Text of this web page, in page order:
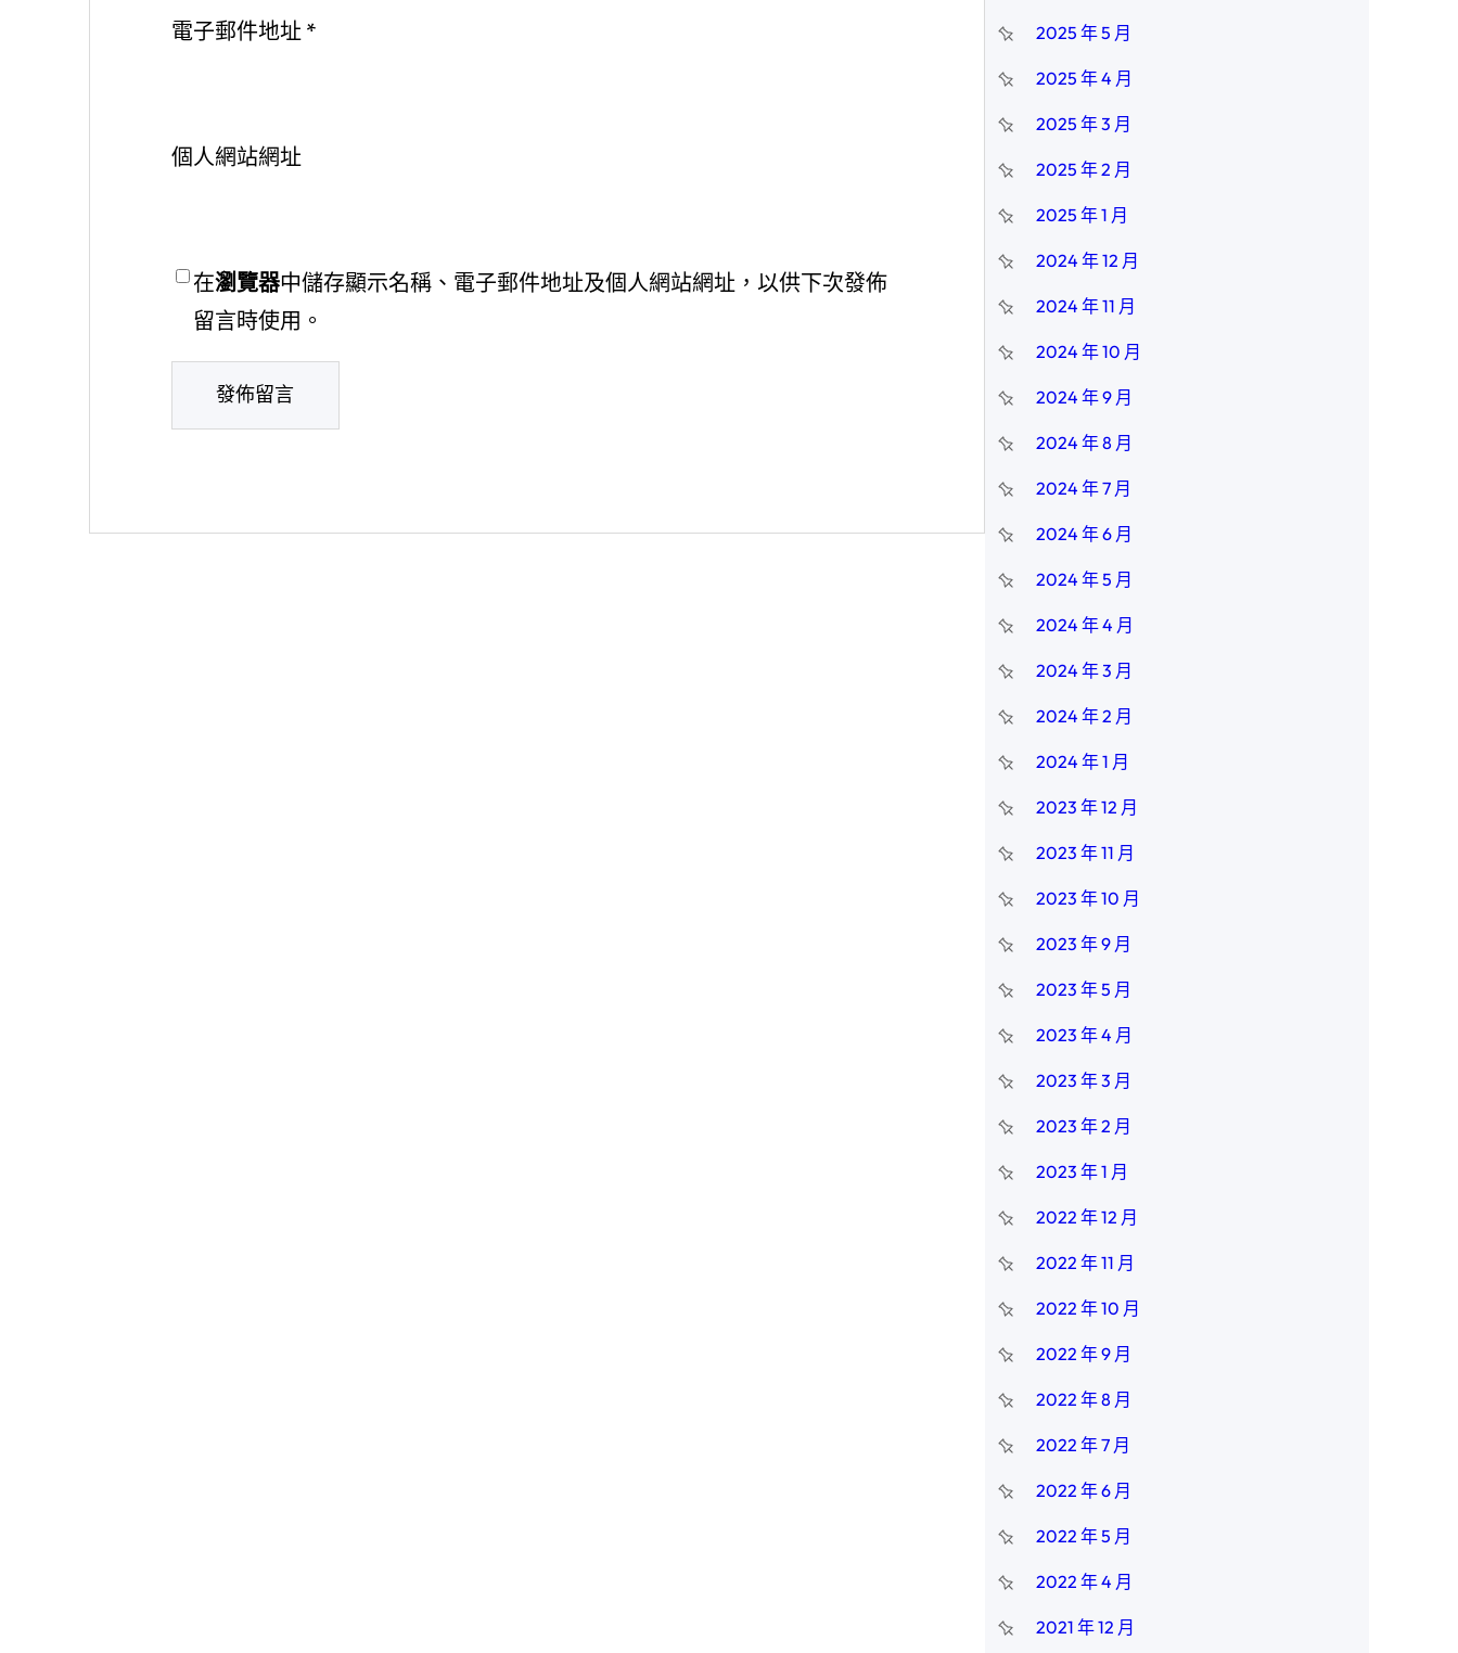
電子郵件地址 *
個人網站網址
在瀏覽器中儲存顯示名稱、電子郵件地址及個人網站網址，以供下次發佈
留言時使用。
2025 年 5 月
2025 年 4 月
2025 年 3 月
2025 年 2 月
2025 年 1 月
2024 年 12 月
2024 年 11 月
2024 年 10 月
2024 年 9 月
2024 年 8 月
2024 年 7 月
2024 年 6 月
2024 年 5 月
2024 年 4 月
2024 年 3 月
2024 年 2 月
2024 年 1 月
2023 年 12 月
2023 年 11 月
2023 年 10 月
2023 年 9 月
2023 年 5 月
2023 年 4 月
2023 年 3 月
2023 年 2 月
2023 年 1 月
2022 年 12 月
2022 年 11 月
2022 年 10 月
2022 年 9 月
2022 年 8 月
2022 年 7 月
2022 年 6 月
2022 年 5 月
2022 年 4 月
2021 年 12 月